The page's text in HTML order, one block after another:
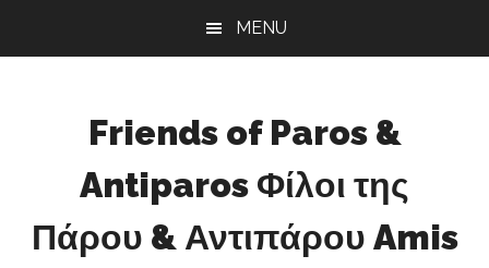
MENU
Friends of Paros &
Antiparos Φίλοι της
Πάρου & Αντιπάρου Amis